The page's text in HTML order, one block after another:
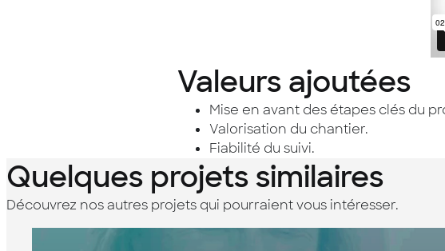
Valeurs ajoutées
Mise en avant des étapes clés du
Valorisation du chantier.
Fiabilité du suivi.
Quelques projets similaires
Découvrez nos autres projets qui pourraient vous intéresser.